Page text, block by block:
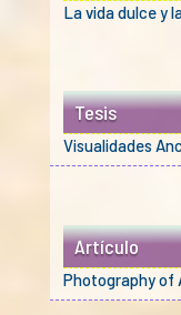
La vida dulce y
Tesis
Visualidades
Artículo
Photography of